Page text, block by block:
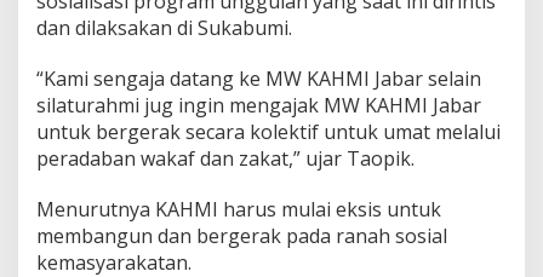
dan dilaksakan di Sukabumi.
“Kami sengaja datang ke MW KAHMI Jabar selain
silaturahmi jug ingin mengajak MW KAHMI Jabar
untuk bergerak secara kolektif untuk umat melalui
peradaban wakaf dan zakat,” ujar Taopik.
Menurutnya KAHMI harus mulai eksis untuk
membangun dan bergerak pada ranah sosial
kemasyarakatan.